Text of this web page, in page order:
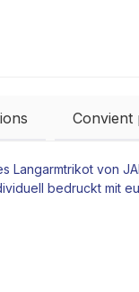
Convient
Langarmtrikot von
bedruckt mit